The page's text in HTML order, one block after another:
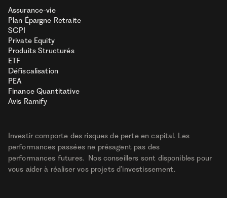
Assurance-vie
Plan Épargne Retraite
SCPI
Private Equity
Produits Structurés
ETF
Défiscalisation
PEA
Finance Quantitative
Avis Ramify
Investir comporte des risques de perte en capital. Les
performances passées ne présagent pas des
performances futures. Nos conseillers sont disponibles pour
vous aider à réaliser vos projets d’investissement.